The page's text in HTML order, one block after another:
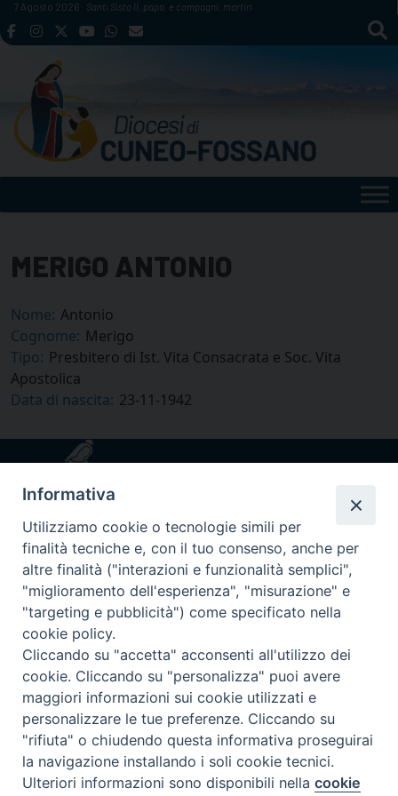
Skip
to
7 Agosto 2026 Santi Sisto II, papa, e compagni, martiri
MERIGO ANTONIO
Nome: Antonio
Cognome: Merigo
Tipo: Presbitero di Ist. Vita Consacrata e Soc. Vita
Apostolica
Data di nascita: 23-11-1942
via Amedeo Rossi, 28 - 12100 Cuneo
segreteriagenerale@diocesicuneofossano.it
c.f. 96017380047
Preferenze Cookie
Informativa
Utilizziamo cookie o tecnologie simili per
finalità tecniche e, con il tuo consenso, anche per
altre finalità ("interazioni e funzionalità semplici",
"miglioramento dell'esperienza", "misurazione" e
"targeting e pubblicità") come specificato nella
cookie policy.
Cliccando su "accetta" acconsenti all'utilizzo dei
cookie. Cliccando su "personalizza" puoi avere
maggiori informazioni sui cookie utilizzati e
personalizzare le tue preferenze. Cliccando su
"rifiuta" o chiudendo questa informativa proseguirai
la navigazione installando i soli cookie tecnici.
Ulteriori informazioni sono disponibili nellacookie